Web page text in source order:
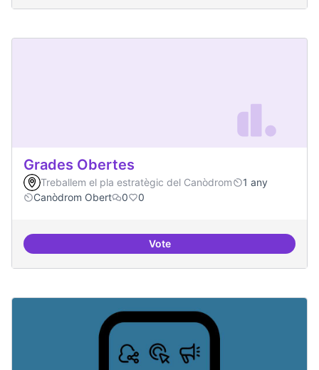
Grades Obertes
Treballem el pla estratègic del Canòdrom
1 any
Canòdrom Obert
0 0
VoteGrades Obertes